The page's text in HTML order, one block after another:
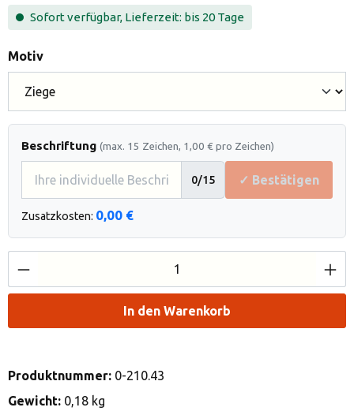
Sofort verfügbar, Lieferzeit: bis 20 Tage
Motivauswählen
Beschriftung (max. 15 Zeichen, 1,00 € pro Zeichen)
0/15 ✓ Bestätigen
Zusatzkosten: 0,00 €
Produkt Anzahl: Gib den gewünschten
In den Warenkorb
Produktnummer: 0-210.43
Gewicht: 0,18 kg